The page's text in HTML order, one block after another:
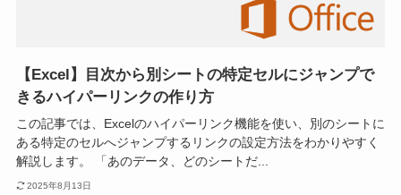
【Excel】目次から別シートの特定セルにジャンプで
きるハイパーリンクの作り方
この記事では、Excelのハイパーリンク機能を使い、別のシートに
ある特定のセルへジャンプするリンクの設定方法をわかりやすく
解説します。 「あのデータ、どのシートだ...
2025年8月13日